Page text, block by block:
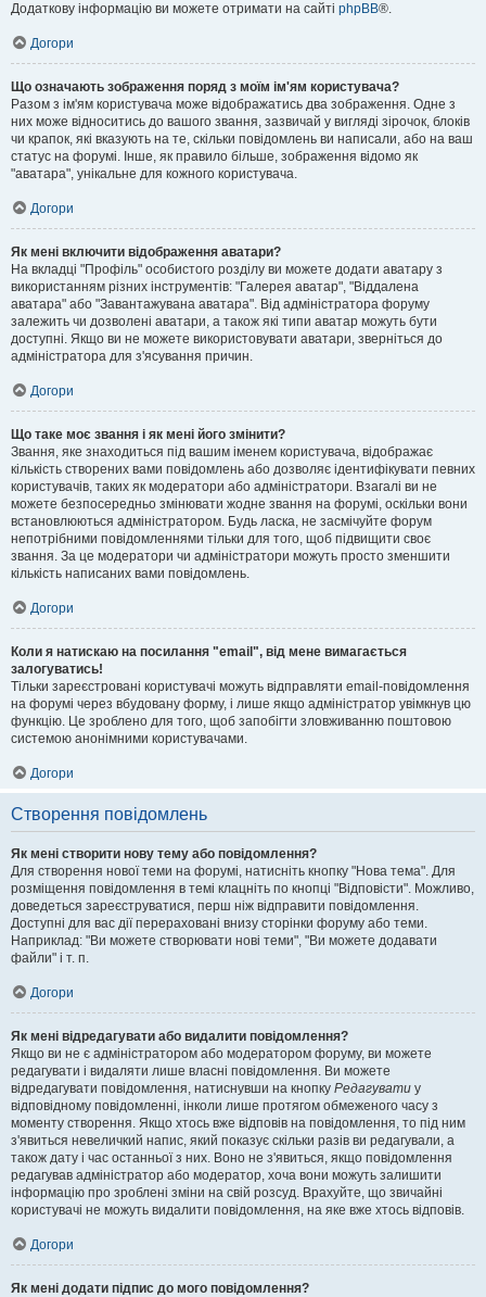
Додаткову інформацію ви можете отримати на сайті phpBB®.
Догори
Що означають зображення поряд з моїм ім'ям користувача?
Разом з ім'ям користувача може відображатись два зображення. Одне з
них може відноситись до вашого звання, зазвичай у вигляді зірочок, блоків
чи крапок, які вказують на те, скільки повідомлень ви написали, або на ваш
статус на форумі. Інше, як правило більше, зображення відомо як
"аватара", унікальне для кожного користувача.
Догори
Як мені включити відображення аватари?
На вкладці "Профіль" особистого розділу ви можете додати аватару з
використанням різних інструментів: "Галерея аватар", "Віддалена
аватара" або "Завантажувана аватара". Від адміністратора форуму
залежить чи дозволені аватари, а також які типи аватар можуть бути
доступні. Якщо ви не можете використовувати аватари, зверніться до
адміністратора для з'ясування причин.
Догори
Що таке моє звання і як мені його змінити?
Звання, яке знаходиться під вашим іменем користувача, відображає
кількість створених вами повідомлень або дозволяє ідентифікувати певних
користувачів, таких як модератори або адміністратори. Взагалі ви не
можете безпосередньо змінювати жодне звання на форумі, оскільки вони
встановлюються адміністратором. Будь ласка, не засмічуйте форум
непотрібними повідомленнями тільки для того, щоб підвищити своє
звання. За це модератори чи адміністратори можуть просто зменшити
кількість написаних вами повідомлень.
Догори
Коли я натискаю на посилання "email", від мене вимагається
залогуватись!
Тільки зареєстровані користувачі можуть відправляти email-повідомлення
на форумі через вбудовану форму, і лише якщо адміністратор увімкнув цю
функцію. Це зроблено для того, щоб запобігти зловживанню поштовою
системою анонімними користувачами.
Догори
Створення повідомлень
Як мені створити нову тему або повідомлення?
Для створення нової теми на форумі, натисніть кнопку "Нова тема". Для
розміщення повідомлення в темі клацніть по кнопці "Відповісти". Можливо,
доведеться зареєструватися, перш ніж відправити повідомлення.
Доступні для вас дії перераховані внизу сторінки форуму або теми.
Наприклад: "Ви можете створювати нові теми", "Ви можете додавати
файли" і т. п.
Догори
Як мені відредагувати або видалити повідомлення?
Якщо ви не є адміністратором або модератором форуму, ви можете
редагувати і видаляти лише власні повідомлення. Ви можете
відредагувати повідомлення, натиснувши на кнопку Редагувати у
відповідному повідомленні, інколи лише протягом обмеженого часу з
моменту створення. Якщо хтось вже відповів на повідомлення, то під ним
з'явиться невеличкий напис, який показує скільки разів ви редагували, а
також дату і час останньої з них. Воно не з'явиться, якщо повідомлення
редагував адміністратор або модератор, хоча вони можуть залишити
інформацію про зроблені зміни на свій розсуд. Врахуйте, що звичайні
користувачі не можуть видалити повідомлення, на яке вже хтось відповів.
Догори
Як мені додати підпис до мого повідомлення?